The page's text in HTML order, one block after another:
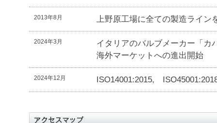
2013年8月 上野原工場に全ての製造ライン
2024年3月
イタリアのバルブメーカー「カ
海外マーケットへの進出開始
2024年12月 ISO14001:2015,